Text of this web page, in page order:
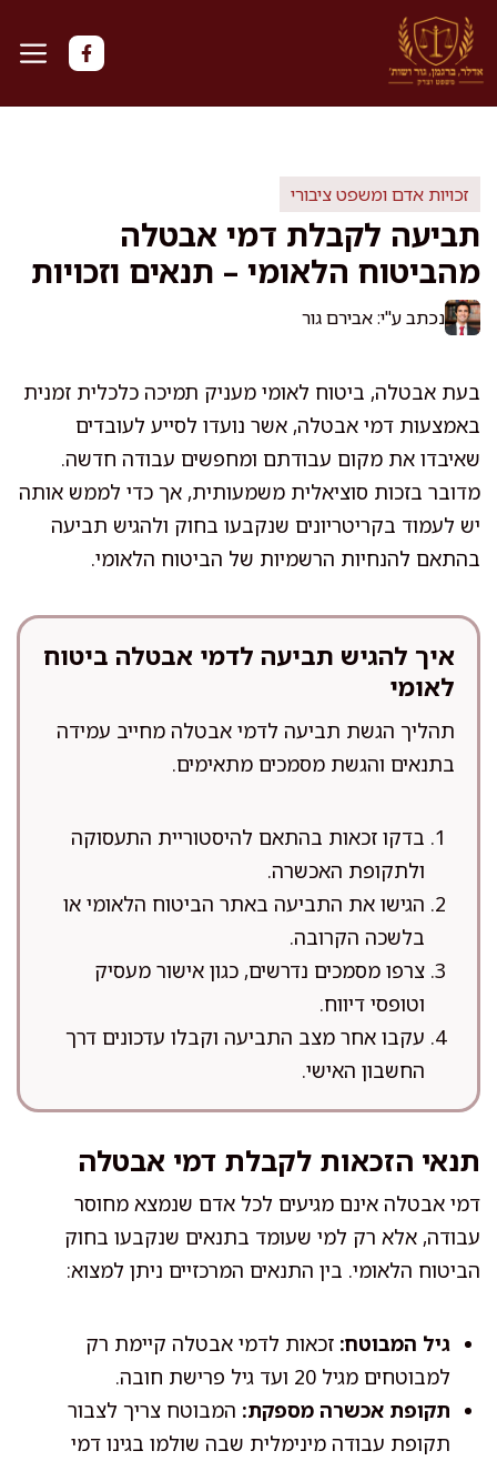
לדלג
לתוכן
זכויות אדם ומשפט ציבורי
תביעה לקבלת דמי אבטלה
מהביטוח הלאומי – תנאים וזכויות
נכתב ע"י: אבירם גור
בעת אבטלה, ביטוח לאומי מעניק תמיכה כלכלית זמנית
באמצעות דמי אבטלה, אשר נועדו לסייע לעובדים
שאיבדו את מקום עבודתם ומחפשים עבודה חדשה.
מדובר בזכות סוציאלית משמעותית, אך כדי לממש אותה
יש לעמוד בקריטריונים שנקבעו בחוק ולהגיש תביעה
בהתאם להנחיות הרשמיות של הביטוח הלאומי.
איך להגיש תביעה לדמי אבטלה ביטוח
לאומי
תהליך הגשת תביעה לדמי אבטלה מחייב עמידה
בתנאים והגשת מסמכים מתאימים.
בדקו זכאות בהתאם להיסטוריית התעסוקה
ולתקופת האכשרה.
הגישו את התביעה באתר הביטוח הלאומי או
בלשכה הקרובה.
צרפו מסמכים נדרשים, כגון אישור מעסיק
וטופסי דיווח.
עקבו אחר מצב התביעה וקבלו עדכונים דרך
החשבון האישי.
תנאי הזכאות לקבלת דמי אבטלה
דמי אבטלה אינם מגיעים לכל אדם שנמצא מחוסר
עבודה, אלא רק למי שעומד בתנאים שנקבעו בחוק
הביטוח הלאומי. בין התנאים המרכזיים ניתן למצוא:
גיל המבוטח: זכאות לדמי אבטלה קיימת רק
למבוטחים מגיל 20 ועד גיל פרישת חובה.
תקופת אכשרה מספקת: המבוטח צריך לצבור
תקופת עבודה מינימלית שבה שולמו בגינו דמי